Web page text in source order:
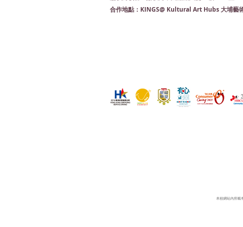
合作地點： KINGS@ Kultural Art Hubs 大埔藝
本校網站內所載